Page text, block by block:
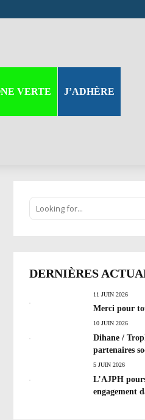
VERTE J’ADHÈRE
DERNIÈRES
11 JUIN 2026
Merci pour
10 JUIN 2026
Dihane /
partenaires
années de
efforts à
5 JUIN 2026
L’AJPH
engagement